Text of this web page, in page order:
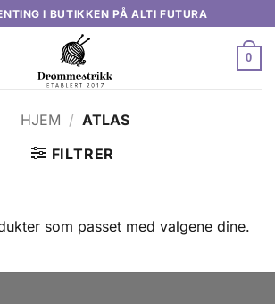
I BUTIKKEN PÅ ALTI FUTURA
0
HJEM / ATLAS
FILTRER
som passet med valgene dine.